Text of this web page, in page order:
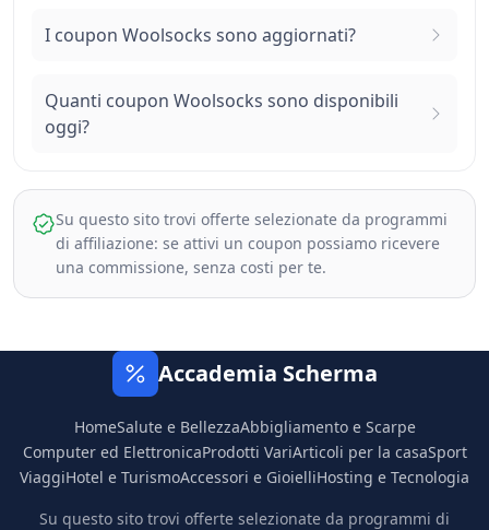
I coupon Woolsocks sono aggiornati?
Quanti coupon Woolsocks sono disponibili
oggi?
Su questo sito trovi offerte selezionate da programmi
di affiliazione: se attivi un coupon possiamo ricevere
una commissione, senza costi per te.
Accademia Scherma
HomeSalute e BellezzaAbbigliamento e Scarpe
Computer ed ElettronicaProdotti VariArticoli per la casaSport
ViaggiHotel e TurismoAccessori e GioielliHosting e Tecnologia
Su questo sito trovi offerte selezionate da programmi di